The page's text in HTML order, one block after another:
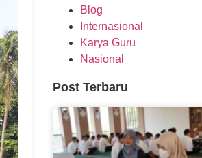
Blog
Internasional
Karya Guru
Nasional
Post Terbaru